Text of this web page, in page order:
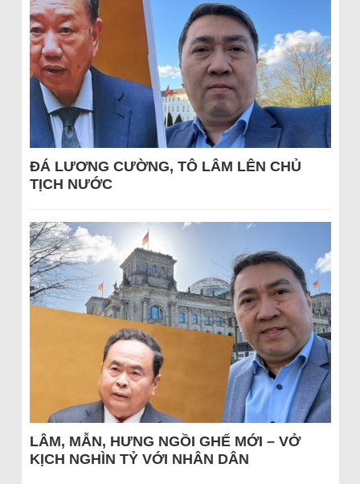
ĐÁ LƯƠNG CƯỜNG, TÔ LÂM LÊN CHỦ
TỊCH NƯỚC
LÂM, MẪN, HƯNG NGỒI GHẾ MỚI – VỞ
KỊCH NGHÌN TỶ VỚI NHÂN DÂN